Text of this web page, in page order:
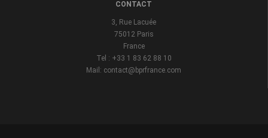
CONTACT
3, Rue Lacuée
75012 Paris
France
Tel : +33 1 83 62 88 10
Mail: contact@bprfrance.com